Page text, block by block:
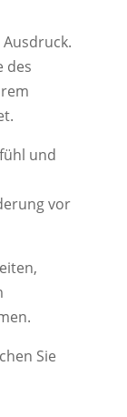
des
und
vor
Sie